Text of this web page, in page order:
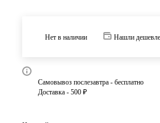
Нет в наличии Нашли
Самовывоз послезавтра - бесплатно
Доставка - 500 ₽